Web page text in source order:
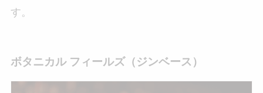
す。
ボタニカル フィールズ（ジンベース）